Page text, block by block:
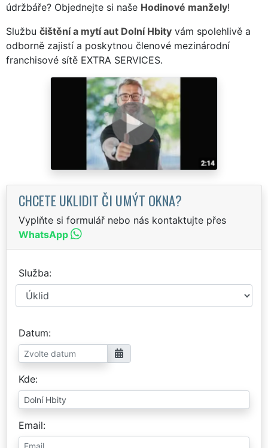
údržbáře? Objednejte si naše Hodinové manžely!
Službu čištění a mytí aut Dolní Hbity vám spolehlivě a
odborně zajistí a poskytnou členové mezinárodní
franchisové sítě EXTRA SERVICES.
CHCETE UKLIDIT ČI UMÝT OKNA?
Vyplňte si formulář nebo nás kontaktujte přes
WhatsApp
Služba
Datum
Kde
Email